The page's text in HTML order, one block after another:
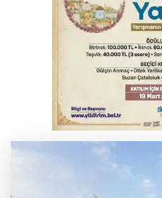
Gençlerbirliği,
hazırlıklarına
Thorsten
Salih Bademci